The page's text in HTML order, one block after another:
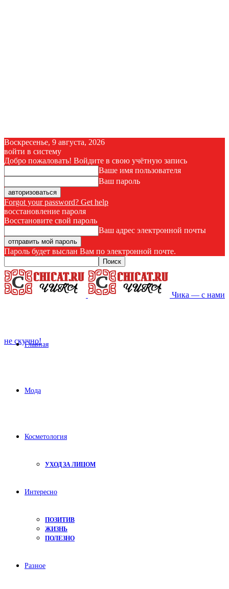
Воскресенье, 9 августа, 2026
войти в систему
Добро пожаловать! Войдите в свою учётную запись
Ваше имя пользователя
Ваш пароль
Forgot your password? Get help
восстановление пароля
Восстановите свой пароль
Ваш адрес электронной почты
Пароль будет выслан Вам по электронной почте.
Чика — с нами
не скучно!
Главная
Мода
Косметология
УХОД ЗА ЛИЦОМ
Интересно
ПОЗИТИВ
ЖИЗНЬ
ПОЛЕЗНО
Разное